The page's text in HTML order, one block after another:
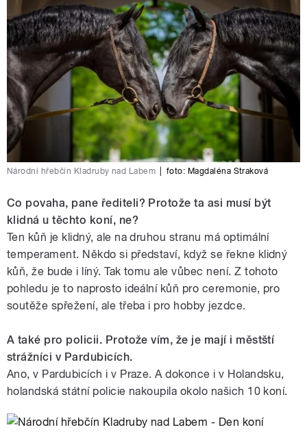
Národní hřebčín Kladruby nad Labem foto: Magdaléna Straková
Co povaha, pane řediteli? Protože ta asi musí být
klidná u těchto koní, ne?
Ten kůň je klidný, ale na druhou stranu má optimální
temperament. Někdo si představí, když se řekne klidný
kůň, že bude i líný. Tak tomu ale vůbec není. Z tohoto
pohledu je to naprosto ideální kůň pro ceremonie, pro
soutěže spřežení, ale třeba i pro hobby jezdce.
A také pro policii. Protože vím, že je mají i městští
strážníci v Pardubicích.
Ano, v Pardubicích i v Praze. A dokonce i v Holandsku,
holandská státní policie nakoupila okolo našich 10 koní.